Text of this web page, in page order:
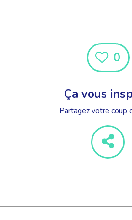
0
Ça vous
Partagez votre coup